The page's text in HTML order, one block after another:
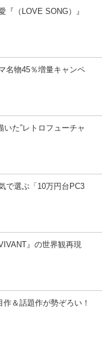
『（LOVE SONG）』
名物45％増量キャンペ
た”レトロフューチャ
で選ぶ「10万円台PC3
』の世界観再現
＆話題作が勢ぞろい！